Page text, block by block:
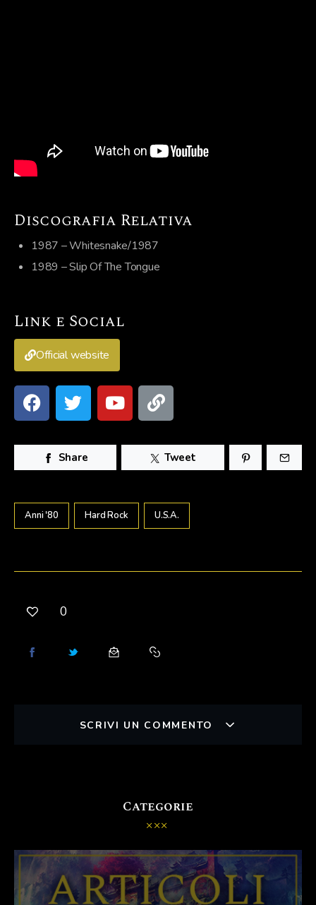
Discografia Relativa
1987 – Whitesnake/1987
1989 – Slip Of The Tongue
Link e Social
Official website
Share Tweet
Anni '80 Hard Rock U.s.a.
0
SCRIVI UN COMMENTO
Categorie